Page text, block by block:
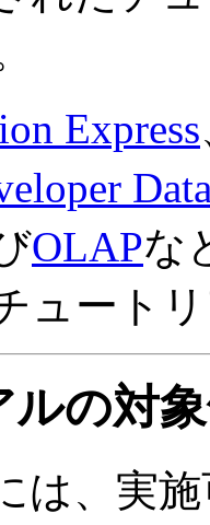
Express
OLAPな
ュート
の対
は、実